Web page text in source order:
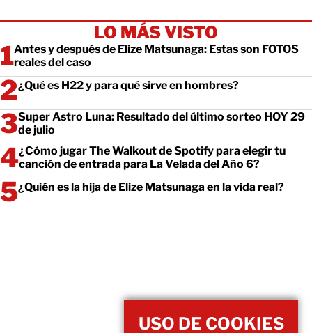
LO MÁS VISTO
Antes y después de Elize Matsunaga: Estas son FOTOS
reales del caso
¿Qué es H22 y para qué sirve en hombres?
Super Astro Luna: Resultado del último sorteo HOY 29
de julio
¿Cómo jugar The Walkout de Spotify para elegir tu
canción de entrada para La Velada del Año 6?
¿Quién es la hija de Elize Matsunaga en la vida real?
USO DE COOKIES